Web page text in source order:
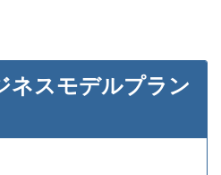
ネスモデルプラン